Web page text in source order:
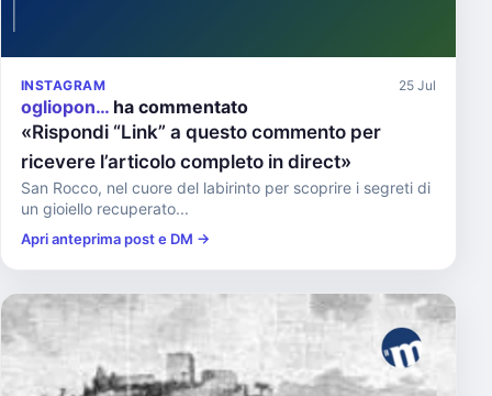
INSTAGRAM 25 Jul
ogliopon… ha commentato
«Rispondi “Link” a questo commento per
ricevere l’articolo completo in direct»
San Rocco, nel cuore del labirinto per scoprire i segreti di
un gioiello recuperato...
Apri anteprima post e DM →